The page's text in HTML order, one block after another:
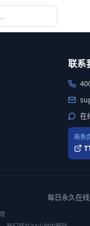
联系
在
商务
每日永久在